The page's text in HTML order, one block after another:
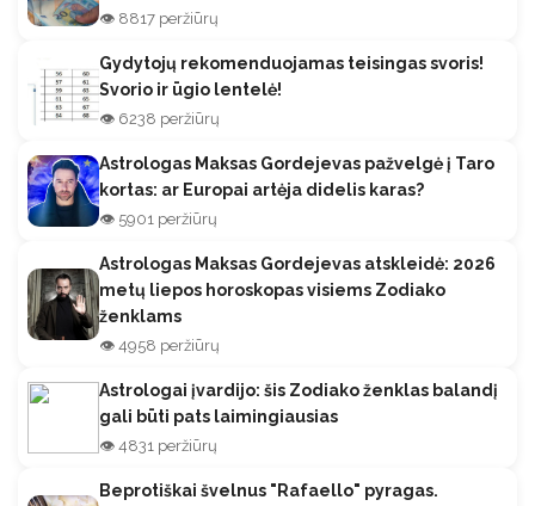
👁️ 8817 peržiūrų
Gydytojų rekomenduojamas teisingas svoris!
Svorio ir ūgio lentelė!
👁️ 6238 peržiūrų
Astrologas Maksas Gordejevas pažvelgė į Taro
kortas: ar Europai artėja didelis karas?
👁️ 5901 peržiūrų
Astrologas Maksas Gordejevas atskleidė: 2026
metų liepos horoskopas visiems Zodiako
ženklams
👁️ 4958 peržiūrų
Astrologai įvardijo: šis Zodiako ženklas balandį
gali būti pats laimingiausias
👁️ 4831 peržiūrų
Beprotiškai švelnus "Rafaello" pyragas.